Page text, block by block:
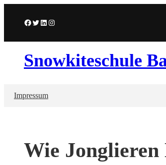
Facebook
Twitter
LinkedIn
Instagram
Snowkiteschule
Impressum
Wie